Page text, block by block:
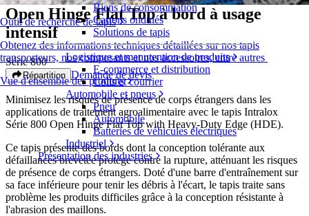
Outil de recherche de tapis
Obtenez des informations techniques détaillées sur nos tapis
transporteurs, nos composants et nos accessoires, entre autres
Vue d'ensemble des produits
Biens de consommation
Cartons ondulés
Solutions de tapis
Logistique et manutention de produits
E-commerce et distribution
Colis et courrier
Automobile et pneus
Pneu
Automobile
Batteries de véhicules électriques
Industriel
Présentation des industries
Open Hinge Flat Top à bord à usage
intensif
Série 800
Répartition Demande de devis
Minimisez les risques de présence de corps étrangers dans les
applications de traitement agroalimentaire avec le tapis Intralox
Série 800 Open Hinge Flat Top with Heavy-Duty Edge (HDE).
Ce tapis présente des bords dont la conception tolérante aux
défaillances brevetée protège contre la rupture, atténuant les risques
de présence de corps étrangers. Doté d'une barre d'entraînement sur
sa face inférieure pour tenir les débris à l'écart, le tapis traite sans
problème les produits difficiles grâce à la conception résistante à
l'abrasion des maillons.